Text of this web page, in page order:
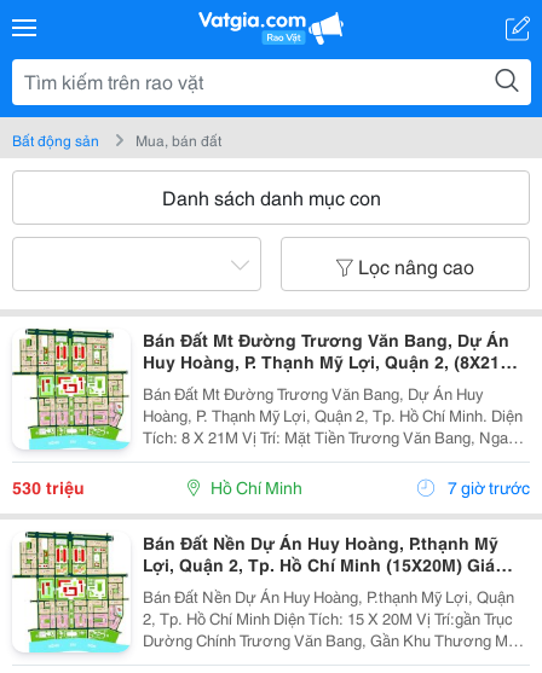
Bất động sản Mua, bán đất
Danh sách danh mục con
Lọc nâng cao
Bán Đất Mt Đường Trương Văn Bang, Dự Án
Huy Hoàng, P. Thạnh Mỹ Lợi, Quận 2, (8X21M)
Giá 530Tr/M2
Bán Đất Mt Đường Trương Văn Bang, Dự Án Huy
Hoàng, P. Thạnh Mỹ Lợi, Quận 2, Tp. Hồ Chí Minh. Diện
Tích: 8 X 21M Vị Trí: Mặt Tiền Trương Văn Bang, Ngay
Khu Thương Mại, Hành Chính, Đường Rộng Giao Thông
Thuận Lợi, Thích Hợp Làm Công Ty, Kinh Danh...
530 triệu Hồ Chí Minh 7 giờ trước
Bán Đất Nền Dự Án Huy Hoàng, P.thạnh Mỹ
Lợi, Quận 2, Tp. Hồ Chí Minh (15X20M) Giá
197Tr/M2
Bán Đất Nền Dự Án Huy Hoàng, P.thạnh Mỹ Lợi, Quận
2, Tp. Hồ Chí Minh Diện Tích: 15 X 20M Vị Trí:gần Trục
Dường Chính Trương Văn Bang, Gần Khu Thương Mại,
Khu Hành Chính, Sông Sài Gòn Thoáng Mát, &Hellip;..